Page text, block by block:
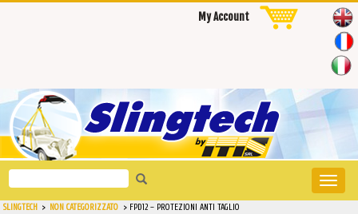
My Account
Toggle
Search
for:
SLINGTECH > NON CATEGORIZZATO > FPD12 – PROTEZIONI ANTI TAGLIO